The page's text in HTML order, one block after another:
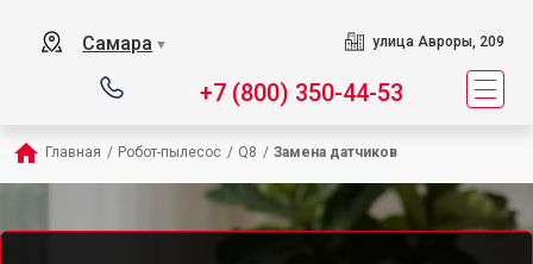
Самара ▼ улица Авроры, 209
+7 (800) 350-44-53
Главная / Робот-пылесос / Q8 / Замена датчиков